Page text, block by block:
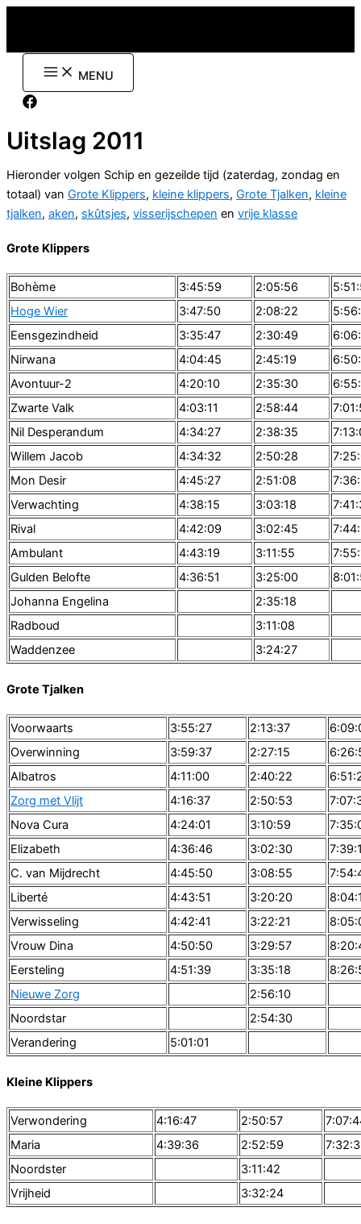
de
MENU
Uitslag 2011
Hieronder volgen Schip en gezeilde tijd (zaterdag, zondag en
totaal) van Grote Klippers, kleine klippers, Grote Tjalken, kleine
tjalken, aken, skûtsjes, visserijschepen en vrije klasse
Grote Klippers
Bohème 3:45:59 2:05:56
Hoge Wier
3:47:50 2:08:22
Eensgezindheid
3:35:47 2:30:49
Nirwana
4:04:45 2:45:19
Avontuur-2
4:20:10 2:35:30
Zwarte Valk
4:03:11 2:58:44
Nil Desperandum
4:34:27 2:38:35
Willem Jacob
4:34:32 2:50:28
Mon Desir
4:45:27 2:51:08
Verwachting
4:38:15 3:03:18
Rival
4:42:09 3:02:45
Ambulant
4:43:19 3:11:55
Gulden Belofte
4:36:51 3:25:00
Johanna Engelina
2:35:18
Radboud
3:11:08
Waddenzee
3:24:27
Grote Tjalken
Voorwaarts 3:55:27 2:13:37
Overwinning
3:59:37 2:27:15
Albatros
4:11:00 2:40:22
Zorg met Vlijt
4:16:37 2:50:53
Nova Cura
4:24:01 3:10:59
Elizabeth
4:36:46 3:02:30
C. van Mijdrecht
4:45:50 3:08:55
Liberté
4:43:51 3:20:20
Verwisseling
4:42:41 3:22:21
Vrouw Dina
4:50:50 3:29:57
Eersteling
4:51:39 3:35:18
Nieuwe Zorg
2:56:10
Noordstar
2:54:30
Verandering
5:01:01
Kleine Klippers
Verwondering 4:16:47 2:50:57
Maria
4:39:36 2:52:59
Noordster
3:11:42
Vrijheid
3:32:24